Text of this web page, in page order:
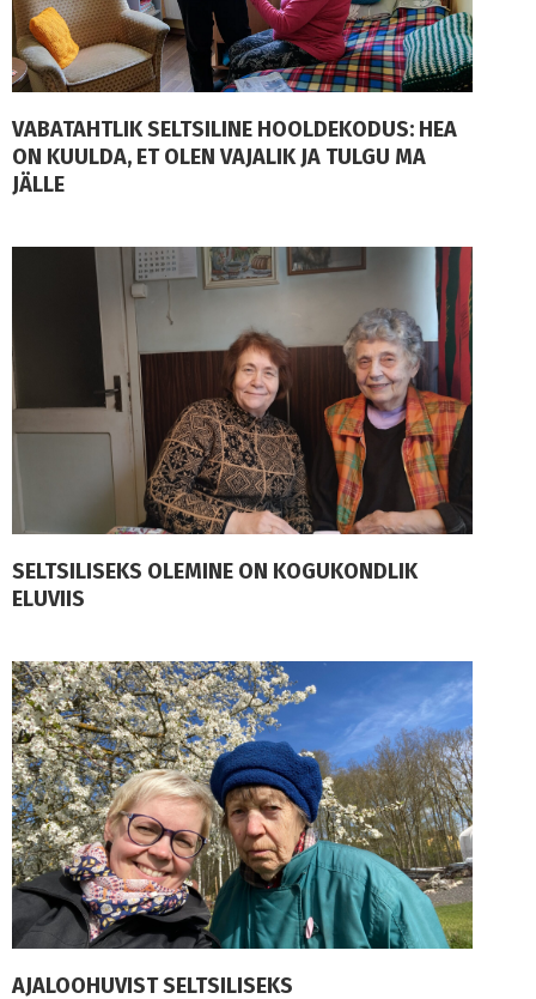
VABATAHTLIK SELTSILINE HOOLDEKODUS: HEA
ON KUULDA, ET OLEN VAJALIK JA TULGU MA
JÄLLE
SELTSILISEKS OLEMINE ON KOGUKONDLIK
ELUVIIS
AJALOOHUVIST SELTSILISEKS